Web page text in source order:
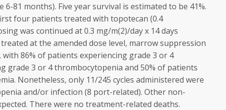
81 months). Five year survival is estimated to be 41%.
four patients treated with topotecan (0.4
was continued at 0.3 mg/m(2)/day x 14 days
at the amended dose level, marrow suppression
86% of patients experiencing grade 3 or 4
grade 3 or 4 thrombocytopenia and 50% of patients
Nonetheless, only 11/245 cycles administered were
and/or infection (8 port-related). Other non-
There were no treatment-related deaths.